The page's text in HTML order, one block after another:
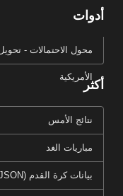
أدوات
محول الاحتمالات -
الأمريكية
أكثر
نتائج الأمس
مباريات الغد
بيانات كرة القدم Data API(JSON)